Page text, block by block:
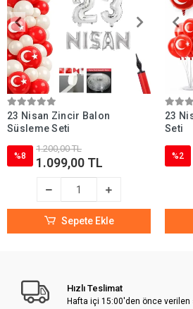
23 Nisan Zincir Balon
Süsleme Seti
%8
1.200,00 TL
1.099,00 TL
Sepete Ekle
23
Seti
%2
Hızlı Teslimat
Hafta içi 15:00'den önce verilen